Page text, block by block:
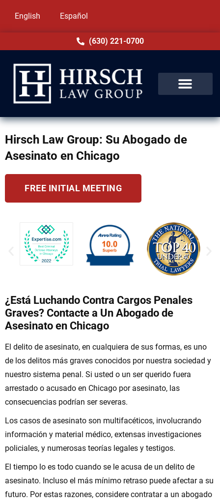
English Español
(630) 221-0700
Hirsch Law Group: Su Abogado de
Asesinato en Chicago
FREE INITIAL MEETING
¿Está Luchando Contra Cargos Penales
Graves? Contacte a Un Abogado de
Asesinato en Chicago
El delito de asesinato, en cualquiera de sus formas, es uno
de los delitos más graves conocidos por nuestra sociedad y
nuestro sistema penal. Si usted o un ser querido fuera
arrestado o acusado en Chicago por asesinato, las
consecuencias podrían ser severas.
Los casos de asesinato son multifacéticos, involucrando
información y material médico, extensas investigaciones
policiales, y numerosas teorías legales y testigos.
El tiempo lo es todo cuando se le acusa de un delito de
asesinato. Incluso el más mínimo retraso puede afectar a su
futuro. Por estas razones, considere contratar a un abogado